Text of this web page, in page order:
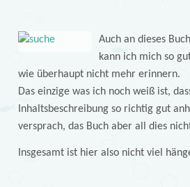
Auch an dieses Buch
kann ich mich so
wie überhaupt nicht mehr erinnern.
Das einzige was ich noch weiß ist,
Inhaltsbeschreibung so richtig gut
versprach, das Buch aber all dies
Insgesamt ist hier also nicht viel